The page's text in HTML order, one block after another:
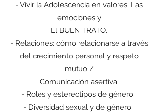
- Vivir la Adolescencia en valores. Las
emociones y
El BUEN TRATO.
- Relaciones: cómo relacionarse a través
del crecimiento personal y respeto
mutuo /
Comunicación asertiva.
- Roles y estereotipos de género.
- Diversidad sexual y de género.